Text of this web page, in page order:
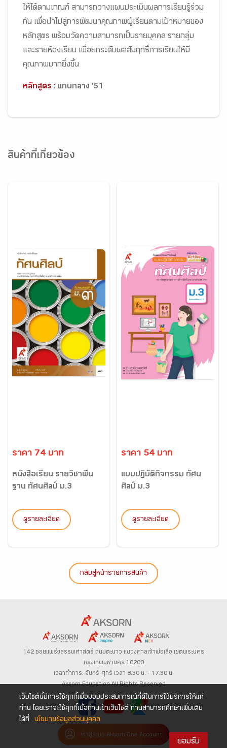
ให้ได้ตามเกณฑ์ สามารถวางแผนประเมินผลการเรียนรู้ร่วม
กัน เพื่อนำไปสู่การพัฒนาคุณภาพผู้เรียนตามเป้าหมายของ
หลักสูตร พร้อมวัดความสามารถเป็นรายบุคคล รายกลุ่ม
และรายห้องเรียน เพื่อยกระดับผลสัมฤทธิ์การเรียนให้มี
คุณภาพมากยิ่งขึ้น
หลักสูตร : แกนกลาง '51
สินค้าที่เกี่ยวข้อง
ราคา 74 บาท
หนังสือเรียน รายวิชาพื้น
ฐาน ทัศนศิลป์ ม.3
ดูรายละเอียด
ราคา 54 บาท
แบบปฏิบัติกิจกรรม ทัศน
ศิลป์ ม.3
ดูรายละเอียด
กลับสู่หน้ารายการสินค้า
142 ซอยแพร่งสรรพศาสตร์ ถนนตะนาว แขวงศาลเจ้าพ่อเสือ เขตพระนคร
กรุงเทพมหานคร 10200
เวลาทำการ: จันทร์-ศุกร์ เวลา 8.30 น. – 17.30 น.
Aksorn Education All Rights Reserved
เข้าสู่ระบบ Aksorn One Account
เว็บไซต์นี้มีการใช้คุกกี้เพื่อมอบประสบการณ์ที่ดีในการใช้บริการให้แก่
ท่าน โดยเราจะใช้คุกกี้เมื่อท่านเข้าเว็บไซต์ ท่านสามารถศึกษาเพิ่มเติม
ได้ที่
นโยบายข้อมูลส่วนบุคคล
ยอมรับ